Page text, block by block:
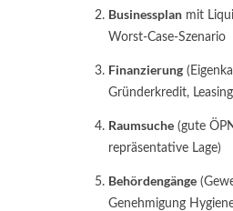
Businessplan mit
Worst-Case-Szenario
Finanzierung
Gründerkredit,
Raumsuche (gute
repräsentative Lage)
Behördengänge
Genehmigung